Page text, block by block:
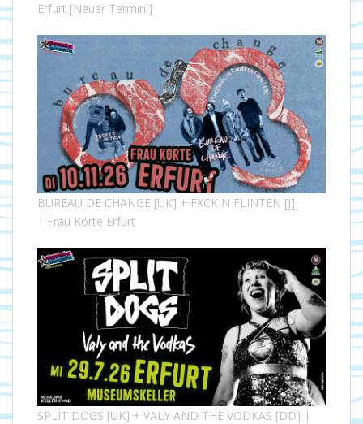
Erfurt [Neuer Termin!]
BUREAU DE CHANGE [UK] + FXCKIN FLINTEN [J]
| Frau Korte Erfurt
SPLIT DOGS [UK] + VALY AND THE VODKAS [DD] |